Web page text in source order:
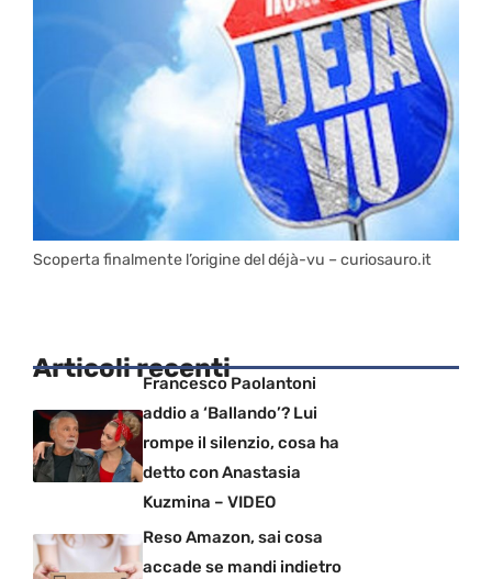
Scoperta finalmente l’origine del déjà-vu – curiosauro.it
Articoli recentiFrancesco Paolantoni
addio a ‘Ballando’? Lui
rompe il silenzio, cosa ha
detto con Anastasia
Kuzmina – VIDEO
Reso Amazon, sai cosa
accade se mandi indietro